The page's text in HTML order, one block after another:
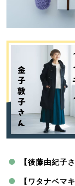
【後藤由紀子
【ワタナベマ